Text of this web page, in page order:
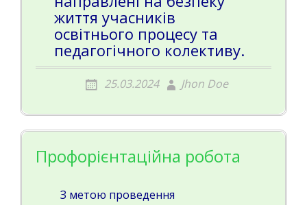
життя учасників
освітнього процесу та
педагогічного колективу.
25.03.2024 Jhon Doe
Профорієнтаційна робота
З метою проведення